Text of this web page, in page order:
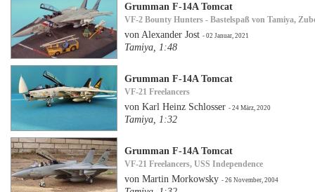
Grumman F-14A Tomcat
VF-2 Bounty Hunters - Bastelspaß von Tamiya,
von Alexander Jost- 02 Januar, 2021
Tamiya, 1:48
Grumman F-14A Tomcat
VF-21 Freelancers
von Karl Heinz Schlosser- 24 März, 2020
Tamiya, 1:32
Grumman F-14A Tomcat
VF-21 Freelancers, USS Independence
von Martin Morkowsky- 26 November, 2004